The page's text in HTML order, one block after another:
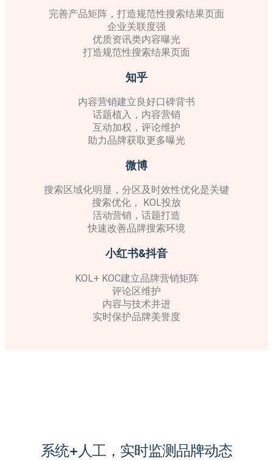
完善产品矩阵，打造规范性搜索结果页面
企业关联度强
优质资讯类内容曝光
打造规范性搜索结果页面
知乎
内容营销建立良好口碑背书
话题植入，内容营销
互动加权，评论维护
助力品牌获取更多曝光
微博
搜索区域化明显，分区及时效性优化是关键
搜索优化， KOL投放
活动营销，话题打造
快速改善品牌搜索环境
小红书&抖音
KOL+ KOC建立品牌营销矩阵
评论区维护
内容与技术并进
实时保护品牌美誉度
系统+人工，实时监测品牌动态